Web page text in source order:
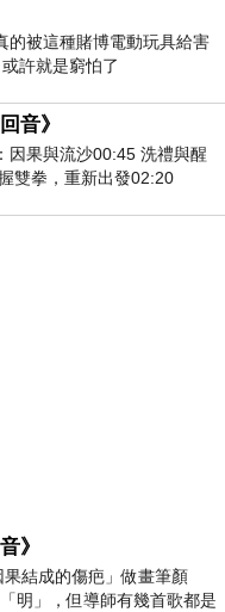
的被這種賭博電動玩具給害
許就是窮怕了
音》
因果與流沙00:45​ 洗禮與醒
雙拳，重新出發02:20
》
結成的傷疤」做畫筆顏
明」，但導師有幾首歌都是